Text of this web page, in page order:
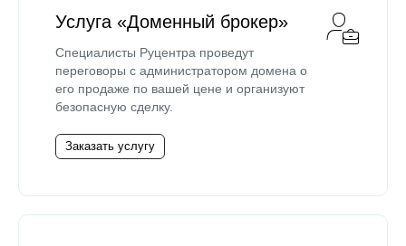
Услуга «Доменный брокер»
Специалисты Руцентра проведут
переговоры с администратором домена о
его продаже по вашей цене и организуют
безопасную сделку.
Заказать услугу